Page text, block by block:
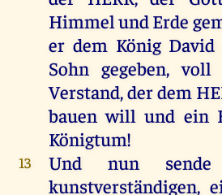
HimmelundErde
er dem König David
Sohn gegeben,voll
Verstand,derdem
bauen will und ein
Königtum!
13 Und nun sende
kunstverständigen,